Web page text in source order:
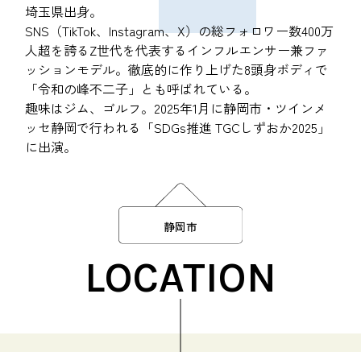
埼玉県出身。
SNS（TikTok、Instagram、X）の総フォロワー数400万
人超を誇るZ世代を代表するインフルエンサー兼ファ
ッションモデル。徹底的に作り上げた8頭身ボディで
「令和の峰不二子」とも呼ばれている。
趣味はジム、ゴルフ。2025年1月に静岡市・ツインメ
ッセ静岡で行われる「SDGs推進 TGCしずおか2025」
に出演。
静岡市
LOCATION